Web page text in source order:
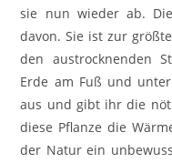
sie nun wieder ab.
davon. Sie ist zur
den austrocknenden
Erde am Fuß und
aus und gibt ihr die
diese Pflanze die
der Natur ein